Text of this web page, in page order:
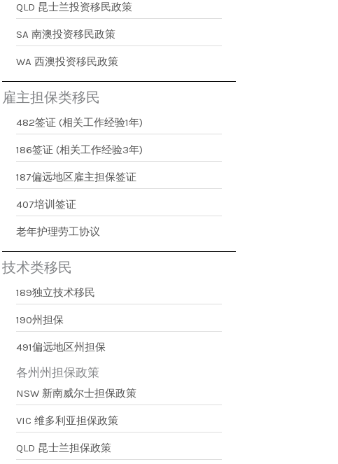
QLD 昆士兰投资移民政策
SA 南澳投资移民政策
WA 西澳投资移民政策
雇主担保类移民
482签证 (相关工作经验1年)
186签证 (相关工作经验3年)
187偏远地区雇主担保签证
407培训签证
老年护理劳工协议
技术类移民
189独立技术移民
190州担保
491偏远地区州担保
各州州担保政策
NSW 新南威尔士担保政策
VIC 维多利亚担保政策
QLD 昆士兰担保政策